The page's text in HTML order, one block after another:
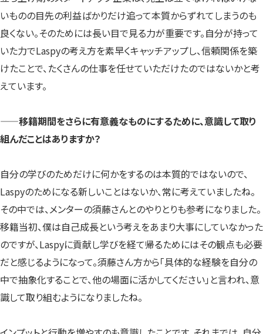
いものの目先の利益ばかりだけ追って本質からずれてしまうのも
良くない。そのためには長い目で見る力が重要です。自分が持って
いた力でLaspyの考え方を素早くキャッチアップし、信頼関係を築
けたことで、たくさんの仕事を任せていただけたのではないかと考
えています。
——移籍期間をさらに有意義なものにするために、意識して取り
組んだことはありますか？
自分の学びのためだけに何かをするのは本質的ではないので、
Laspyのためになる新しいことはないか、常に考えていましたね。
その中では、メンターの須藤さんとのやりとりも参考になりました。
移籍当初、僕は自己成長という考えをあまり大事にしていなかった
のですが、Laspyに貢献し学びを経て帰るためにはその観点も必要
だと感じるようになって。須藤さん方から「具体的な経験を自分の
中で抽象化することで、他の場面に活かしてください」と言われ、意
識して取り組むようになりましたね。